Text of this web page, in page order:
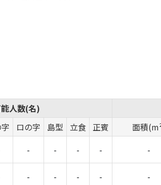
人数(名)
ロの字 島型 立食 正賓 面積
- - - - -
- - - - -